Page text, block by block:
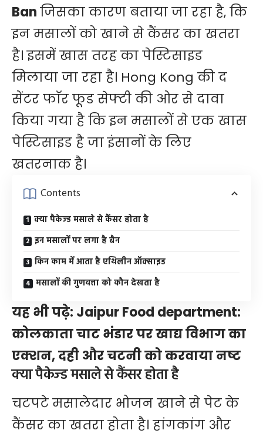
Banजिसका कारण बताया जा रहा है, कि
इन मसालों को खाने से कैंसर का खतरा
है। इसमें खास तरह का पेस्टिसाइड
मिलाया जा रहा है। Hong Kong की द
सेंटर फाॅर फूड सेफ्टी की ओर से दावा
किया गया है कि इन मसालों से एक खास
पेस्टिसाइड है जा इंसानों के लिए
खतरनाक है।
Contents
क्या पैकेज्ड मसाले से कैंसर होता है
इन मसालों पर लगा है बैन
किन काम में आता है एथिलीन ऑक्साइड
मसालों की गुणवत्ता को कौन देखता है
यह भी पढ़े: Jaipur Food department:
कोलकाता चाट भंडार पर खाद्य विभाग का
एक्शन, दही और चटनी को करवाया नष्ट
क्या पैकेज्ड मसाले से कैंसर होता है
चटपटे मसालेदार भोजन खाने से पेट के
कैंसर का खतरा होता है। हांगकांग और